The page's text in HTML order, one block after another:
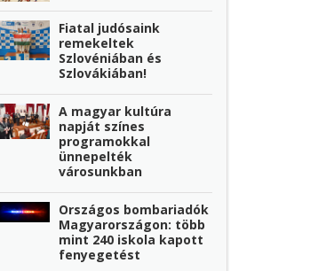
Fiatal judósaink
remekeltek
Szlovéniában és
Szlovákiában!
A magyar kultúra
napját színes
programokkal
ünnepelték
városunkban
Országos bombariadók
Magyarországon: több
mint 240 iskola kapott
fenyegetést